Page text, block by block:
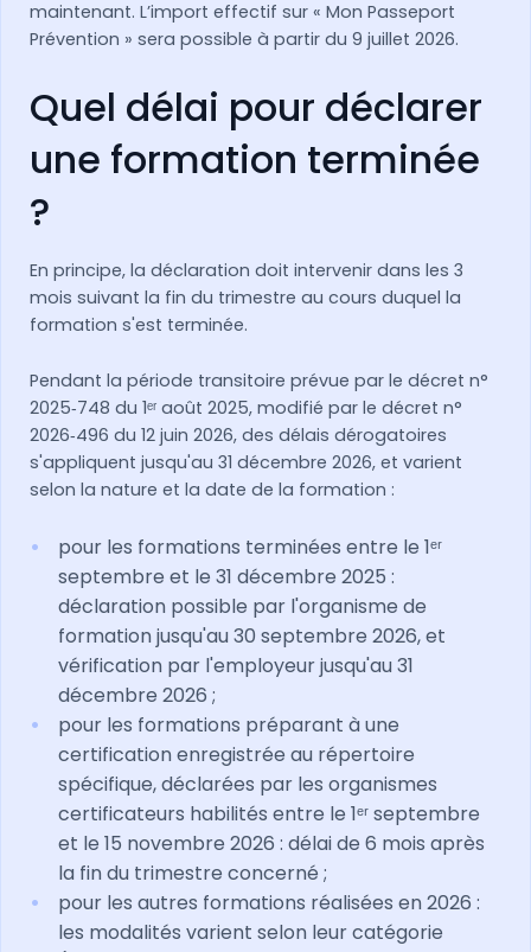
maintenant. L’import effectif sur « Mon Passeport
Prévention » sera possible à partir du 9 juillet 2026.
Quel délai pour déclarer
une formation terminée
?
En principe, la déclaration doit intervenir dans les 3
mois suivant la fin du trimestre au cours duquel la
formation s'est terminée.
Pendant la période transitoire prévue par le décret n°
2025‑748 du 1ᵉʳ août 2025, modifié par le décret n°
2026‑496 du 12 juin 2026, des délais dérogatoires
s'appliquent jusqu'au 31 décembre 2026, et varient
selon la nature et la date de la formation :
pour les formations terminées entre le 1ᵉʳ
septembre et le 31 décembre 2025 :
déclaration possible par l'organisme de
formation jusqu'au 30 septembre 2026, et
vérification par l'employeur jusqu'au 31
décembre 2026 ;
pour les formations préparant à une
certification enregistrée au répertoire
spécifique, déclarées par les organismes
certificateurs habilités entre le 1ᵉʳ septembre
et le 15 novembre 2026 : délai de 6 mois après
la fin du trimestre concerné ;
pour les autres formations réalisées en 2026 :
les modalités varient selon leur catégorie